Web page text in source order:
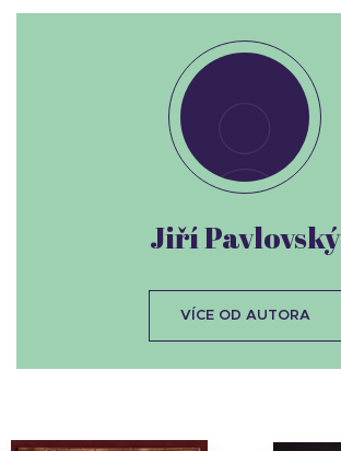
Jiří Pavlovský
VÍCE OD AUTORA